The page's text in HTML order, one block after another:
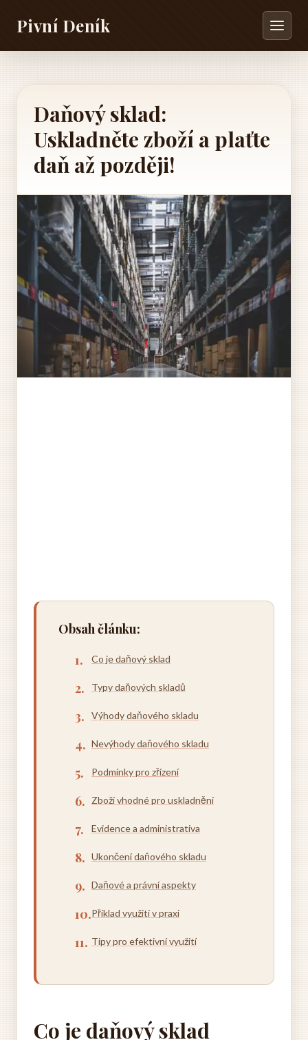
Pivní Deník
Daňový sklad:
Uskladněte zboží a plaťte
daň až později!
Obsah článku:
Co je daňový sklad
Typy daňových skladů
Výhody daňového skladu
Nevýhody daňového skladu
Podmínky pro zřízení
Zboží vhodné pro uskladnění
Evidence a administrativa
Ukončení daňového skladu
Daňové a právní aspekty
Příklad využití v praxi
Tipy pro efektivní využití
Co je daňový sklad